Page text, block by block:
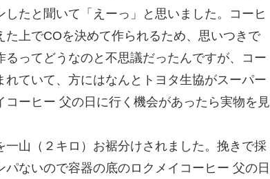
たと聞いて「えーっ」と思いました。コーヒ
上でCOを決めて作られるため、思いつきで
ってどうなのと不思議だったんですが、コー
ていて、方にはなんとトヨタ生協がスーパー
ーヒー 父の日に行く機会があったら実物を見
山（２キロ）お裾分けされました。挽きで採
ないので容器の底のロクメイコーヒー 父の日